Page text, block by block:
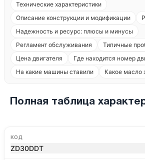
Технические характеристики
Описание конструкции и модификации
Надежность и ресурс: плюсы и минусы
Регламент обслуживания
Типичные
Цена двигателя
Где находится номер
На какие машины ставили
Какое масло
Полная таблица
КОД
ZD30DDT